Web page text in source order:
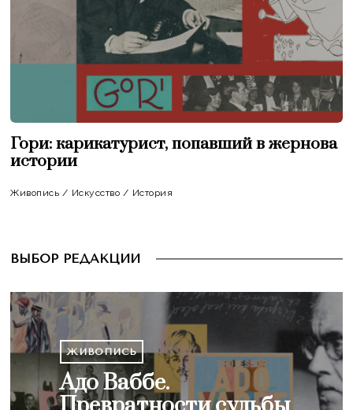
Гори: карикатурист, попавший в жернова
истории
Живопись / Искусство / История
ВЫБОР РЕДАКЦИИ
ЖИВОПИСЬ
Адо Ваббе.
ГОРОДСКОЕ ПРОСТРАНСТВО
ЖИВОПИСЬ
СКУЛЬПТУРА И КЕРАМИКА
ИСТОРИЯ / ПУТЕШЕСТВИЯ